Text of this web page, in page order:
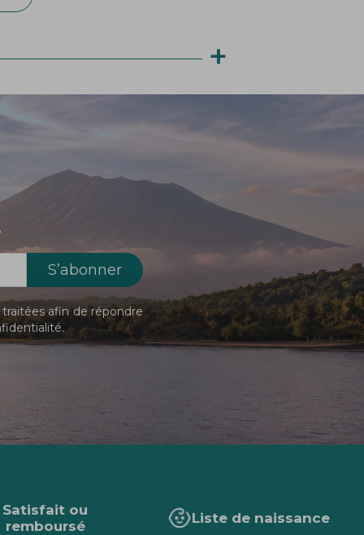
+
afin de répondre
.
Satisfait ou
remboursé
Liste de naissance